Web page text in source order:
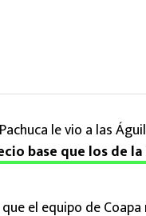
le vio a las
base que los de
el equipo de